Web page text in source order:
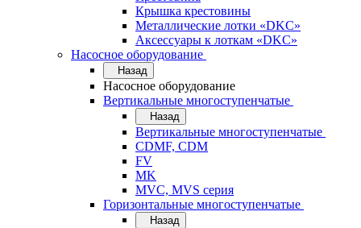
Крышка крестовины
Металлические лотки «DKC»
Аксессуары к лоткам «DKC»
Насосное оборудование
Назад
Насосное оборудование
Вертикальные многоступенчатые
Назад
Вертикальные многоступенчатые
CDMF, CDM
FV
MK
MVC, MVS серия
Горизонтальные многоступенчатые
Назад